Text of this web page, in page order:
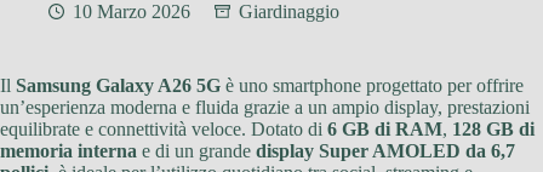
10 Marzo 2026 Giardinaggio
Il Samsung Galaxy A26 5G è uno smartphone progettato per offrire
un’esperienza moderna e fluida grazie a un ampio display, prestazioni
equilibrate e connettività veloce. Dotato di 6 GB di RAM, 128 GB di
memoria interna e di un grande display Super AMOLED da 6,7